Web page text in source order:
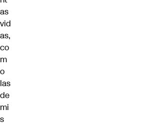
as
vid
as,
co
m
o
las
de
mi
s